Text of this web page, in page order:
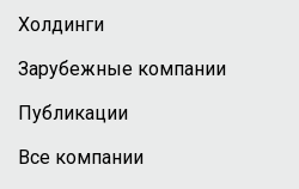
Холдинги
Зарубежные компании
Публикации
Все компании